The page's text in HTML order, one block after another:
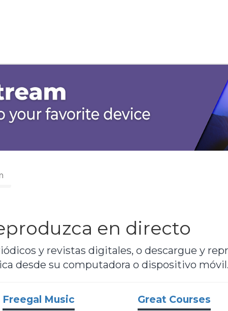
en directo
y revistas digitales, o descargue y
desde su computadora o dispositivo móvil.
Freegal Music Great Courses